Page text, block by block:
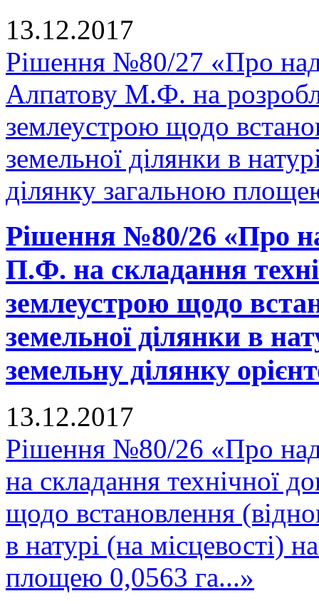
13.12.2017
Рішення №80/27 «Про
Алпатову М.Ф. на
землеустрою щодо
земельної ділянки в
ділянку загальною
Рішення №80/26 «Про
П.Ф. на складання
землеустрою щодо
земельної ділянки в
земельну ділянку
13.12.2017
Рішення №80/26 «Про
на складання технічної
щодо встановлення
в натурі (на місцевості)
площею 0,0563 га...»